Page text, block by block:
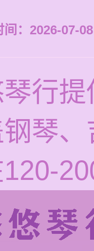
间：2026-07-
行
琴